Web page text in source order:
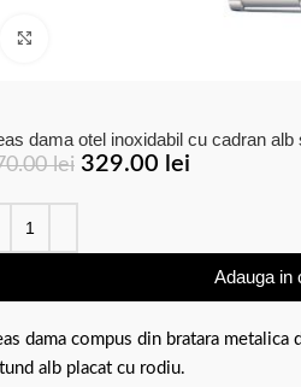
dama otel inoxidabil cu cadran
lei 329.00 lei
Adauga in
dama compus din bratara
alb placat cu rodiu.